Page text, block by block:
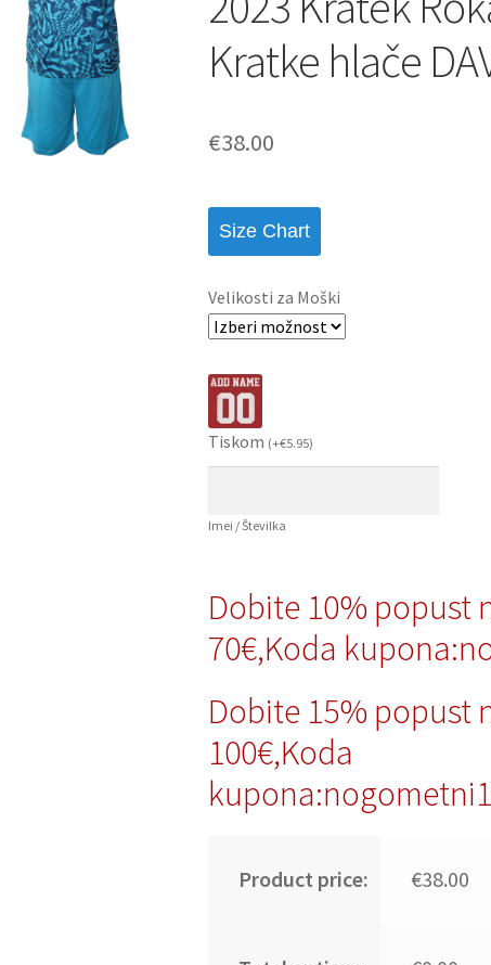
Kratke hlače
€38.00
Size Chart
Velikosti za Moški
Tiskom (+€5.95)
Imei / Številka
Dobite 10% popust
70€,Koda
Dobite 15% popust
100€,Koda
Product price: €38.00